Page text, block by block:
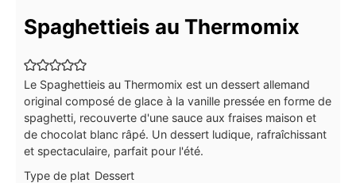
Spaghettieis au Thermomix
Le Spaghettieis au Thermomix est un dessert allemand
original composé de glace à la vanille pressée en forme de
spaghetti, recouverte d'une sauce aux fraises maison et
de chocolat blanc râpé. Un dessert ludique, rafraîchissant
et spectaculaire, parfait pour l'été.
Type de plat Dessert